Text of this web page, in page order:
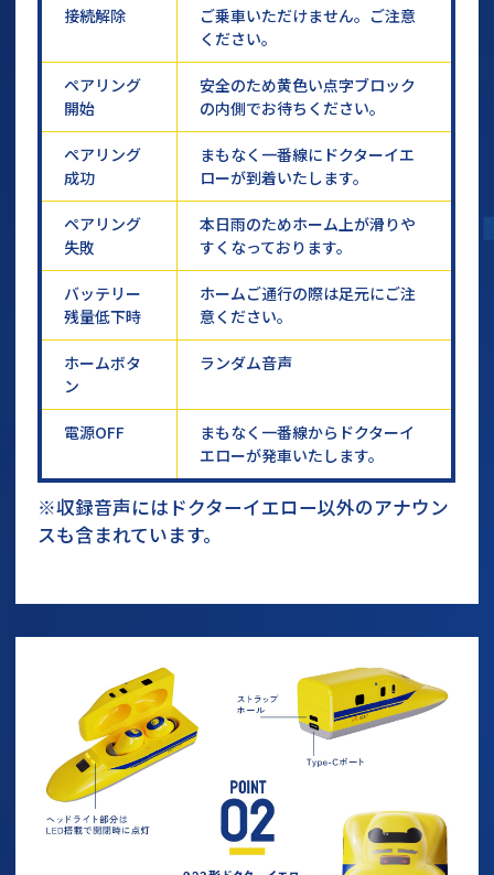
接続解除
ご乗車いただけません。ご注意
ください。
ペアリング
開始
安全のため黄色い点字ブロック
の内側でお待ちください。
ペアリング
成功
まもなく一番線にドクターイエ
ローが到着いたします。
ペアリング
失敗
本日雨のためホーム上が滑りや
すくなっております。
バッテリー
残量低下時
ホームご通行の際は足元にご注
意ください。
ホームボタ
ン
ランダム音声
電源OFF
まもなく一番線からドクターイ
エローが発車いたします。
※収録音声にはドクターイエロー以外のアナウン
スも含まれています。